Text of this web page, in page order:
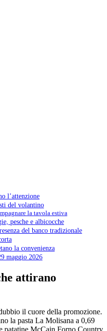
l’attenzione
del volantino
la tavola estiva
pesche e albicocche
del banco tradizionale
la convenienza
maggio 2026
attirano
il cuore della promozione.
la pasta La Molisana a 0,69
patatine McCain Forno Country